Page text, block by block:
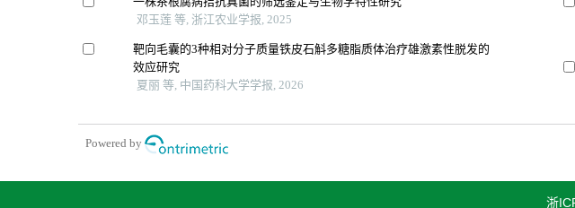
邓玉莲 等, 浙江农业学报, 2025
靶向毛囊的3种相对分子质量铁皮石斛多糖脂质体治疗雄激素性脱发的
效应研究
夏丽 等, 中国药科大学学报, 2026
Powered by
浙